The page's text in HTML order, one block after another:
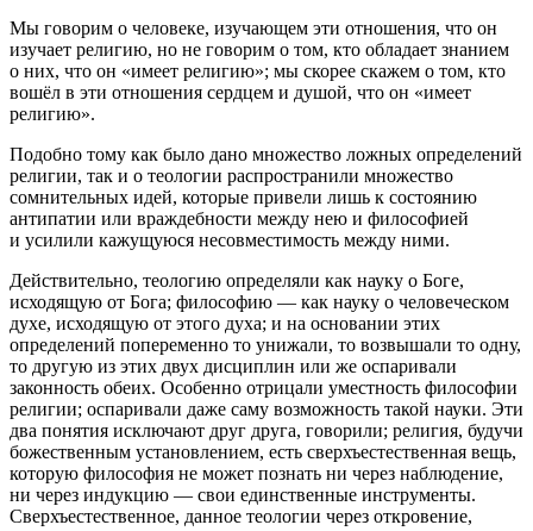
Мы говорим о человеке, изучающем эти отношения, что он
изучает религию, но не говорим о том, кто обладает знанием
о них, что он «имеет религию»; мы скорее скажем о том, кто
вошёл в эти отношения сердцем и душой, что он «имеет
религию».
Подобно тому как было дано множество ложных определений
религии, так и о теологии распространили множество
сомнительных идей, которые привели лишь к состоянию
антипатии или враждебности между нею и философией
и усилили кажущуюся несовместимость между ними.
Действительно, теологию определяли как науку о Боге,
исходящую от Бога; философию — как науку о человеческом
духе, исходящую от этого духа; и на основании этих
определений попеременно то унижали, то возвышали то одну,
то другую из этих двух дисциплин или же оспаривали
законность обеих. Особенно отрицали уместность философии
религии; оспаривали даже саму возможность такой науки. Эти
два понятия исключают друг друга, говорили; религия, будучи
божественным установлением, есть сверхъестественная вещь,
которую философия не может познать ни через наблюдение,
ни через индукцию — свои единственные инструменты.
Сверхъестественное, данное теологии через откровение,